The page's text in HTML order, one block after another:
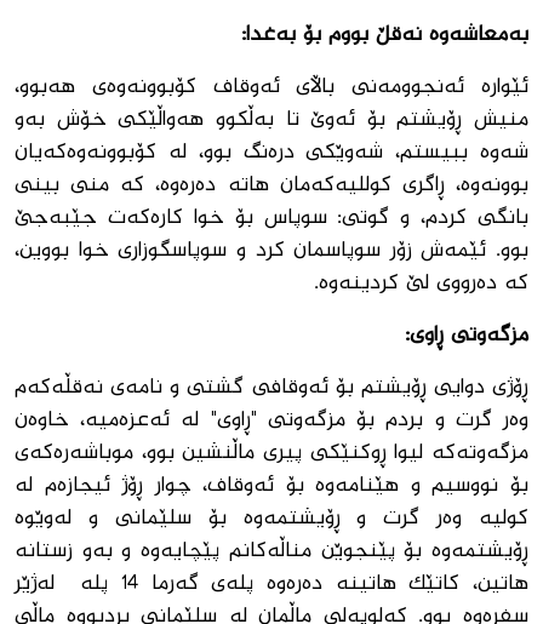
بەمعاشەوە نەقڵ بووم بۆ بەغدا:
ئێواره‌ ئه‌نجوومه‌نی باڵای ئه‌وقاف كۆبوونه‌وه‌ی هه‌بوو،
منیش ڕۆیشتم بۆ ئه‌وێ تا به‌ڵكوو هه‌واڵێكی خۆش به‌و
شه‌وه‌ ببیستم، شه‌وێکی دره‌نگ بوو، له ‌كۆبوونه‌وه‌كه‌یان
بوونه‌وه‌، ڕاگری كوللیه‌كه‌مان هاته‌ ده‌ره‌وه‌، کە منی بینی
بانگی كردم، و گوتی: سوپاس بۆ خوا كاره‌كه‌ت جێبه‌جێ
بوو‌. ئێمه‌ش زۆر سوپاسمان كرد و سوپاسگوزاری خوا بووین،
كه‌ ده‌رووی لێ كردینه‌وه‌.
مزگەوتی ڕاوی:
ڕۆژی دوایی ڕۆیشتم بۆ ئه‌وقافی گشتی و نامه‌ی نه‌قڵه‌كه‌م
وه‌ر گرت و بردم بۆ مزگه‌وتی "ڕاوی" له‌ ئه‌عزه‌میه‌، خاوه‌ن
مزگه‌وته‌كه‌ لیوا ڕوكنێكی پیری ماڵنشین بوو، موباشه‌ره‌كه‌ی
بۆ نووسیم و هێنامه‌وه‌ بۆ ئه‌وقاف، چوار ڕۆژ ئیجازه‌م له‌
كولیه‌ وه‌ر گرت و ڕۆیشتمه‌وه‌ بۆ سلێمانی و له‌وێوه‌
ڕۆیشتمه‌وه‌ بۆ پێنجوێن مناڵه‌كانم پێچایه‌وه‌ و به‌و زستانه‌
هاتین، كاتێک هاتینه‌ ده‌ره‌وه‌ پله‌ی گه‌رما 14 پله‌ له‌ژێر
سفره‌وه‌ بوو. كه‌لوپه‌لی ماڵمان له‌ سلێمانی بردبووه‌ ماڵی